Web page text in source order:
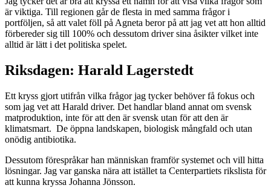
är viktiga. Till regionen går de flesta in med samma frågor i
portföljen, så att valet föll på Agneta beror på att jag vet att hon alltid
förbereder sig till 100% och dessutom driver sina åsikter vilket inte
alltid är lätt i det politiska spelet.
Riksdagen: Harald Lagerstedt
Ett kryss gjort utifrån vilka frågor jag tycker behöver få fokus och
som jag vet att Harald driver. Det handlar bland annat om svensk
matproduktion, inte för att den är svensk utan för att den är
klimatsmart. De öppna landskapen, biologisk mångfald och utan
onödig antibiotika.
Dessutom förespråkar han människan framför systemet och vill hitta
lösningar. Jag var ganska nära att istället ta Centerpartiets rikslista för
att kunna kryssa Johanna Jönsson.